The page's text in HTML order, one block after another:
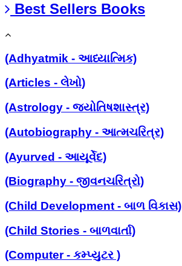
Best Sellers Books
(Adhyatmik - આધ્યાત્મિક)
(Articles - લેખો)
(Astrology - જ્યોતિષશાસ્ત્ર)
(Autobiography - આત્મચરિત્ર)
(Ayurved - આયૂર્વેદ)
(Biography - જીવનચરિત્રો)
(Child Development - બાળ વિકાસ)
(Child Stories - બાળવાર્તા)
(Computer - કમ્પ્યુટર )